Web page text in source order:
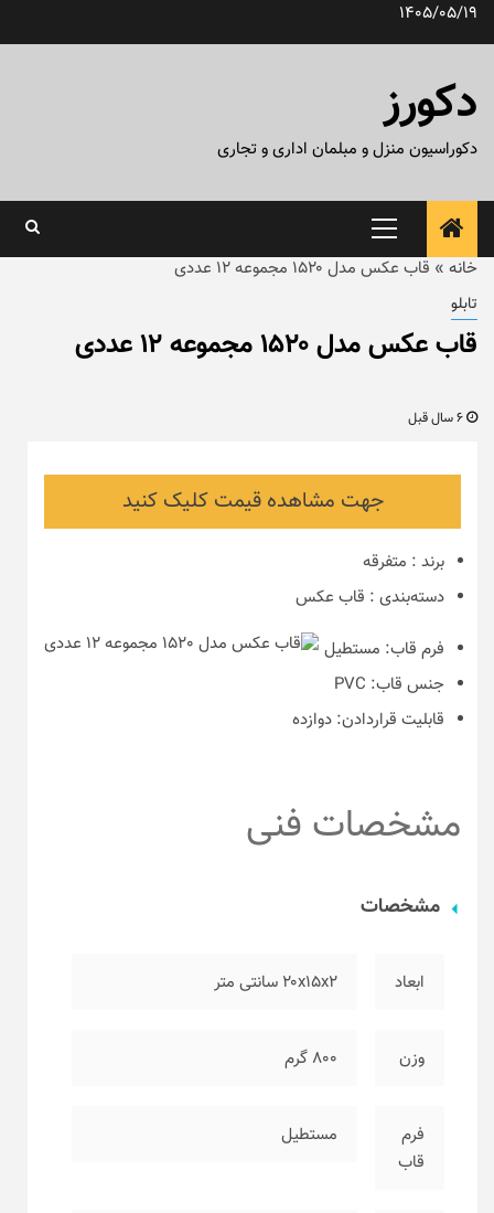
پرش1405/05/19
دکورز
دکوراسیون منزل و مبلمان اداری و تجاری
منوی
اصلی
خانه » قاب عکس مدل ۱۵۲۰ مجموعه ۱۲ عددی
تابلو
قاب عکس مدل ۱۵۲۰ مجموعه ۱۲ عددی
جهت مشاهده قیمت کلیک کنید
برند : متفرقه
دسته‌بندی : قاب عکس
فرم قاب: مستطیل
جنس قاب: PVC
قابلیت قراردادن: دوازده
مشخصات فنی
مشخصات
ابعاد ۲۰x15x2 سانتی متر
وزن ۸۰۰ گرم
فرم
قاب
مستطیل